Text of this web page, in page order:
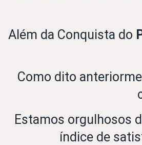
Além da Conquista do
Como dito
Estamos orgulhosos
índice de